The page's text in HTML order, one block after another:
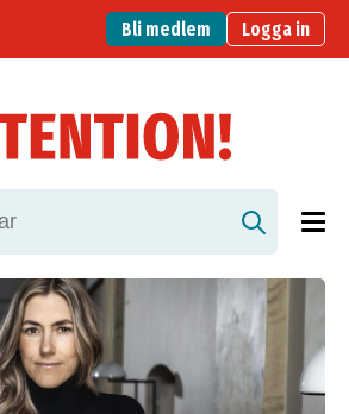
Bli medlem Logga in